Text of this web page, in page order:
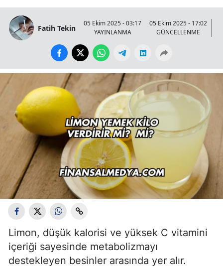
Fatih Tekin
05 Ekim 2025 - 03:17
YAYINLANMA
05 Ekim 2025 - 17:02
GÜNCELLENME
Limon, düşük kalorisi ve yüksek C vitamini
içeriği sayesinde metabolizmayı
destekleyen besinler arasında yer alır.